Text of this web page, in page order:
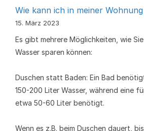
Wie kann ich in meiner
15. März 2023
Es gibt mehrere Möglichkeiten, wie
Wasser sparen können:
Duschen statt Baden: Ein Bad
150-200 Liter Wasser, während eine
etwa 50-60 Liter benötigt.
Wenn es z.B. beim Duschen dauert,